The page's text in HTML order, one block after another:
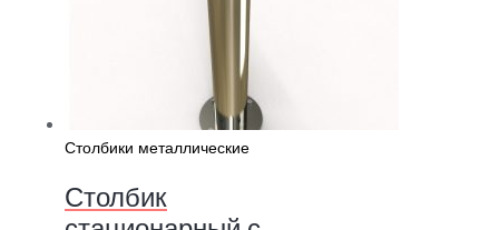
Столбики металлические
Столбик